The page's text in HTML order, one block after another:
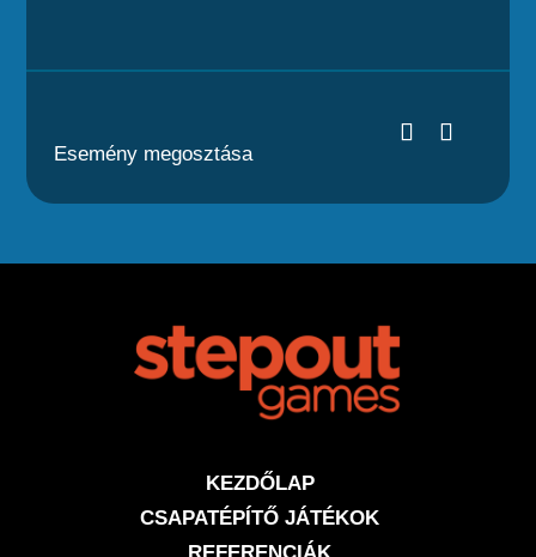
Esemény megosztása
KEZDŐLAP
CSAPATÉPÍTŐ JÁTÉKOK